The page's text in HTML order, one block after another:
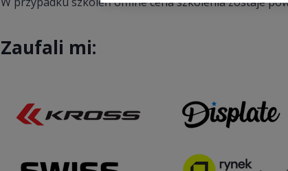
Zaufali mi: